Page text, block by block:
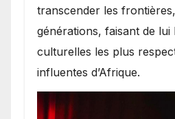
transcender les
générations, faisant de lui
culturelles les plus
influentes d’Afrique.